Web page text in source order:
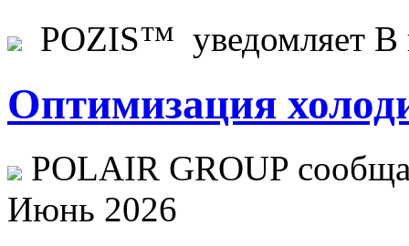
POZIS™ уведомляет В
Оптимизация
POLAIR GROUP
Июнь 2026